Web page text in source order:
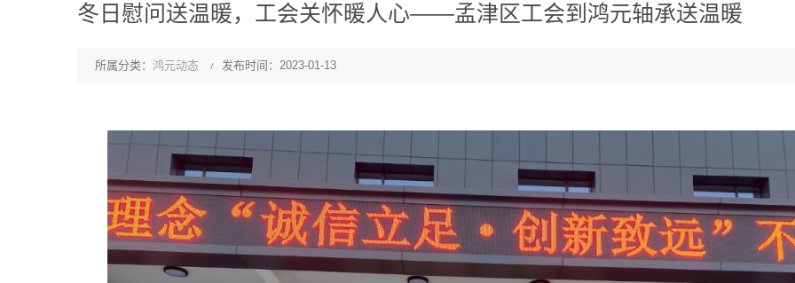
冬日慰问送温暖，工会关怀暖人心——孟津区工会到鸿元轴承送温暖
所属分类： 鸿元动态 发布时间：2023-01-13